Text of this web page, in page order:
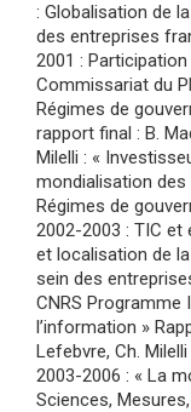
: Globalisation de
des entreprises
2001 :
Commissariat du
Régimes de
rapport final : B.
Milelli : «
mondialisation
Régimes de
2002-2003 : TIC et
et localisation de
sein des
CNRS Programme
l’information »
Lefebvre, Ch. Milelli
2003-2006 : « La
Sciences,